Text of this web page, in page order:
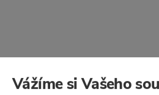
HOUSE DOCTOR
Vážíme si Vašeho